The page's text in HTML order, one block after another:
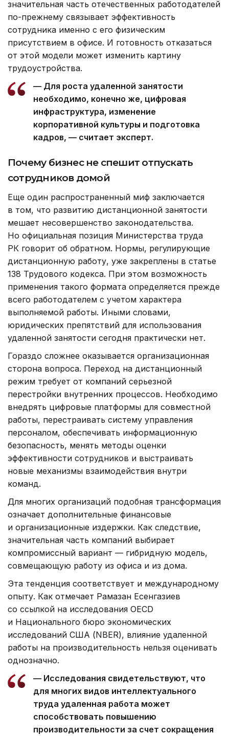
значительная часть отечественных работодателей
по-прежнему связывает эффективность
сотрудника именно с его физическим
присутствием в офисе. И готовность отказаться
от этой модели может изменить картину
трудоустройства.
— Для роста удаленной занятости
необходимо, конечно же, цифровая
инфраструктура, изменение
корпоративной культуры и подготовка
кадров, — считает эксперт.
Почему бизнес не спешит отпускать
сотрудников домой
Еще один распространенный миф заключается
в том, что развитию дистанционной занятости
мешает несовершенство законодательства.
Но официальная позиция Министерства труда
РК говорит об обратном. Нормы, регулирующие
дистанционную работу, уже закреплены в статье
138 Трудового кодекса. При этом возможность
применения такого формата определяется прежде
всего работодателем с учетом характера
выполняемой работы. Иными словами,
юридических препятствий для использования
удаленной занятости сегодня практически нет.
Гораздо сложнее оказывается организационная
сторона вопроса. Переход на дистанционный
режим требует от компаний серьезной
перестройки внутренних процессов. Необходимо
внедрять цифровые платформы для совместной
работы, перестраивать систему управления
персоналом, обеспечивать информационную
безопасность, менять методы оценки
эффективности сотрудников и выстраивать
новые механизмы взаимодействия внутри
команд.
Для многих организаций подобная трансформация
означает дополнительные финансовые
и организационные издержки. Как следствие,
значительная часть компаний выбирает
компромиссный вариант — гибридную модель,
совмещающую работу из офиса и из дома.
Эта тенденция соответствует и международному
опыту. Как отмечает Рамазан Есенгазиев
со ссылкой на исследования OECD
и Национального бюро экономических
исследований США (NBER), влияние удаленной
работы на производительность нельзя оценивать
однозначно.
— Исследования свидетельствуют, что
для многих видов интеллектуального
труда удаленная работа может
способствовать повышению
производительности за счет сокращения